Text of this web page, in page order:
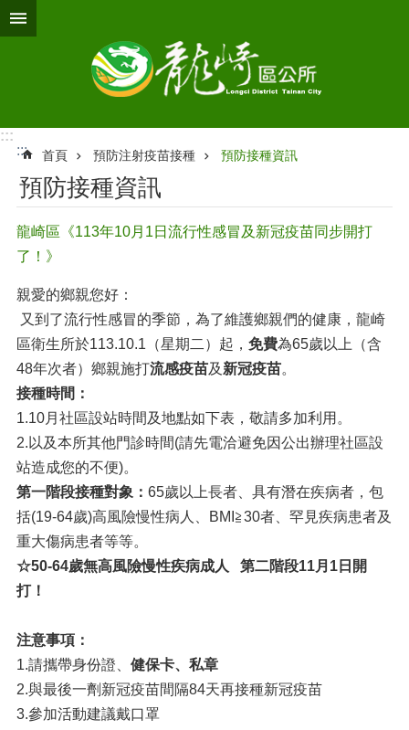
跳到主要內容區塊
:::
:::
首頁 預防注射疫苗接種 預防接種資訊
預防接種資訊
龍崎區《113年10月1日流行性感冒及新冠疫苗同步開打
了！》
親愛的鄉親您好：
又到了流行性感冒的季節，為了維護鄉親們的健康，龍崎
區衛生所於113.10.1（星期二）起， 免費為65歲以上（含
48年次者）鄉親施打流感疫苗及 新冠疫苗。
接種時間：
1.10月社區設站時間及地點如下表，敬請多加利用。
2.以及本所其他門診時間(請先電洽避免因公出辦理社區設
站造成您的不便)。
第一階段接種對象： 65歲以上長者、具有潛在疾病者，包
括(19-64歲)高風險慢性病人、BMI≧30者、罕見疾病患者及
重大傷病患者等等。
☆50-64歲無高風險慢性疾病成人 第二階段11月1日開
打！
注意事項：
1.請攜帶身份證、 健保卡、私章
2.與最後一劑新冠疫苗間隔84天再接種新冠疫苗
3.參加活動建議戴口罩